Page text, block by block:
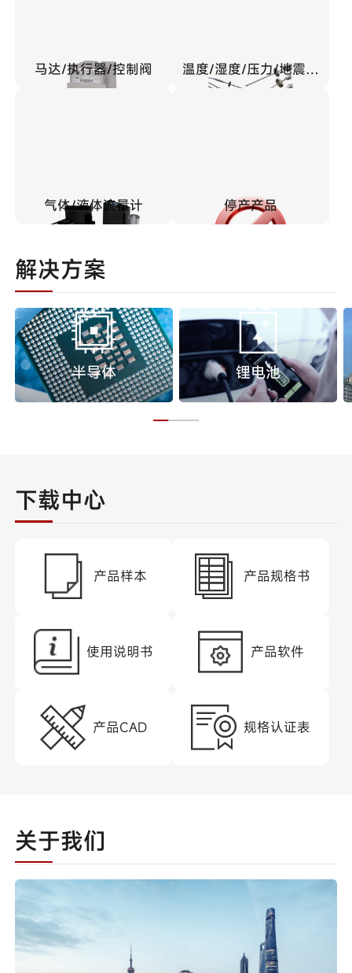
马达/执行器/控制阀
温度/湿度/压力/地震传
感器
气体/液体流量计 停产产品
解决方案
半导体 锂电池
下载中心
产品样本 产品规格书
使用说明书 产品软件
产品CAD 规格认证表
关于我们